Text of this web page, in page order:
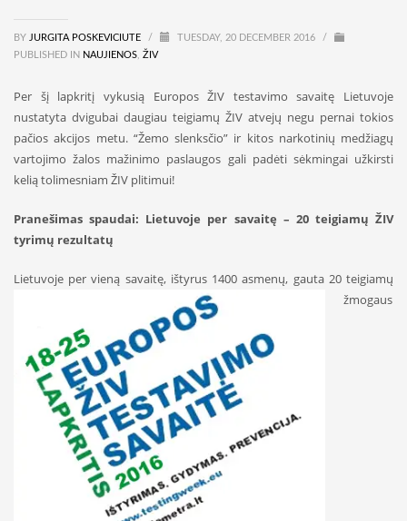
BY JURGITA POSKEVICIUTE / TUESDAY, 20 DECEMBER 2016
/
PUBLISHED IN NAUJIENOS ŽIV
Per šį lapkritį vykusią Europos ŽIV testavimo savaitę Lietuvoje
nustatyta dvigubai daugiau teigiamų ŽIV atvejų negu pernai tokios
pačios akcijos metu. “Žemo slenksčio” ir kitos narkotinių medžiagų
vartojimo žalos mažinimo paslaugos gali padėti sėkmingai užkirsti
kelią tolimesniam ŽIV plitimui!
Pranešimas spaudai: Lietuvoje per savaitę – 20 teigiamų ŽIV
tyrimų rezultatų
Lietuvoje per vieną savaitę, ištyrus 1400 asmenų, gauta 20 teigiamų
žmogaus